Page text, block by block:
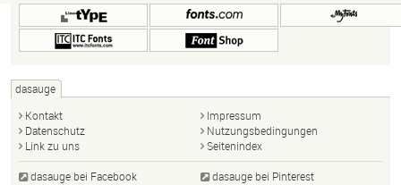
dasauge
Kontakt
Impressum
Datenschutz
Nutzungsbedingungen
Link zu uns
Seitenindex
dasauge bei Facebook dasauge bei Pinterest